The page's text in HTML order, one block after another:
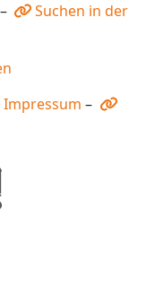
–
Suchen in der
Impressum –